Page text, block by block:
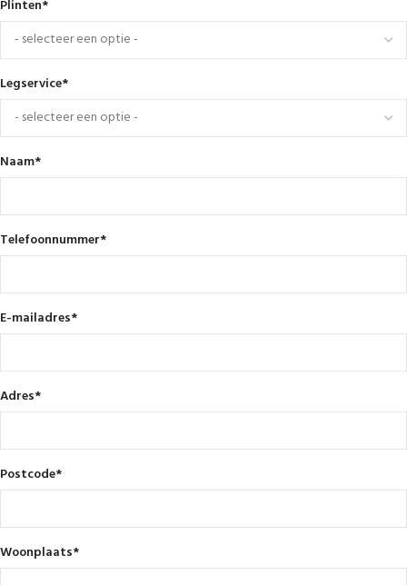
Plinten*
Legservice*
Naam*
Telefoonnummer*
E-mailadres*
Adres*
Postcode*
Woonplaats*